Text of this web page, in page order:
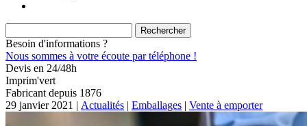
Besoin d'informations ?
Nous sommes à votre écoute par téléphone !
Devis en 24/48h
Imprim'vert
Fabricant depuis 1876
29 janvier 2021 | Actualités | Emballages | Vente à emporter